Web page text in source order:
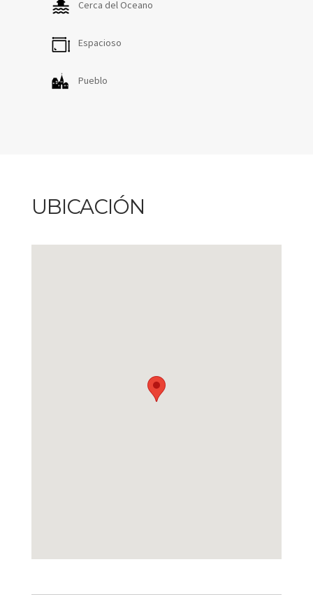
de la isla.
Inscripción en el Registro General Turístico con Código
Número Registro Único: En Tramite
Cerca del Oceano
Espacioso
Pueblo
UBICACIÓN